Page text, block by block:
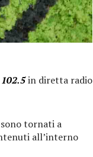
in diretta radio
tornati a
all’interno